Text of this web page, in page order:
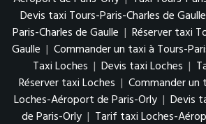
Devis taxi Tours-Paris-Charles de Gaulle
Paris-Charles de Gaulle | Réserver taxi
Gaulle | Commander un taxi à Tours-
Taxi Loches | Devis taxi Loches |
Réserver taxi Loches | Commander un
Loches-Aéroport de Paris-Orly | Devis
de Paris-Orly | Tarif taxi Loches-